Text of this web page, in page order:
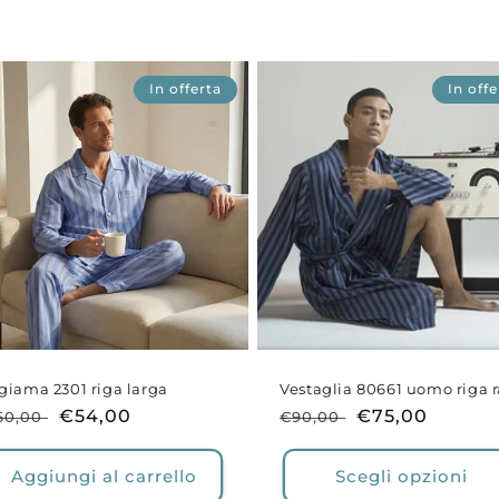
In offerta
2301 riga larga
Prezzo
scontato
€54,00
Aggiungi al carrello
In
Vestaglia 80661 uomo riga
Prezzo
di
listino
€90,00
Prezzo
scontato
€75,00
Scegli opzioni